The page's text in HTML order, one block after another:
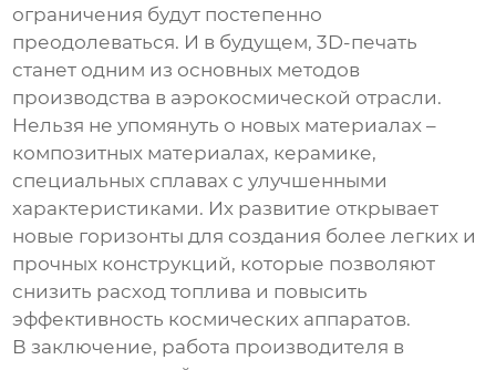
ограничения будут постепенно
преодолеваться. И в будущем, 3D-печать
станет одним из основных методов
производства в аэрокосмической отрасли.
Нельзя не упомянуть о новых материалах –
композитных материалах, керамике,
специальных сплавах с улучшенными
характеристиками. Их развитие открывает
новые горизонты для создания более легких и
прочных конструкций, которые позволяют
снизить расход топлива и повысить
эффективность космических аппаратов.
В заключение, работа производителя в